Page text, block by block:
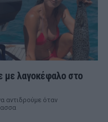
με λαγοκέφαλο στο
αντιδρούμε όταν